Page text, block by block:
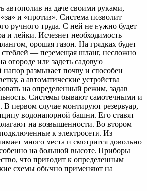
инструкция
к
системе
от
автополив на даче своими руками,
«за» и «против». Система позволит
ручного труда. С ней не нужно будет
и лейки. Исчезнет необходимость
орошая газон. На грядках будет
— перемещая шланг, несложно
огороде или задеть садовую
размывает почву и способен
а автоматические устройства
на определенный режим, задав
Системы бывают самотечными и
первом случае монтируют резервуар,
водонапорной башни. Его ставят
на возвышенности. Во втором —
к электросети. Из
много места и смотрится довольно
на большой высоте. Приборы
что приводит к определенным
схемы обычно применяют на